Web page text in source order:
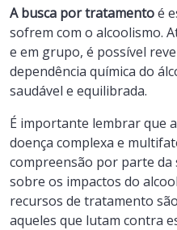
A busca por tratamentoé
sofrem com o alcoolismo.
e em grupo, é possível
dependência química do
saudável e equilibrada.
É importante lembrar que
doença complexa e
compreensão por parte da
sobre os impactos do
recursos de tratamento
aqueles que lutam contra